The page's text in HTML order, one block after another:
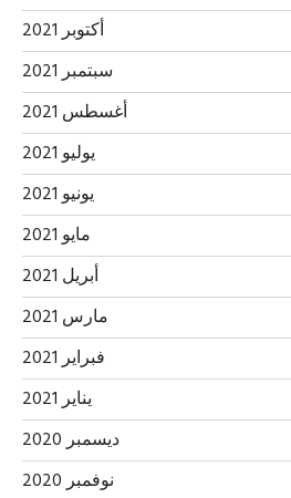
أكتوبر 2021
سبتمبر 2021
أغسطس 2021
يوليو 2021
يونيو 2021
مايو 2021
أبريل 2021
مارس 2021
فبراير 2021
يناير 2021
ديسمبر 2020
نوفمبر 2020